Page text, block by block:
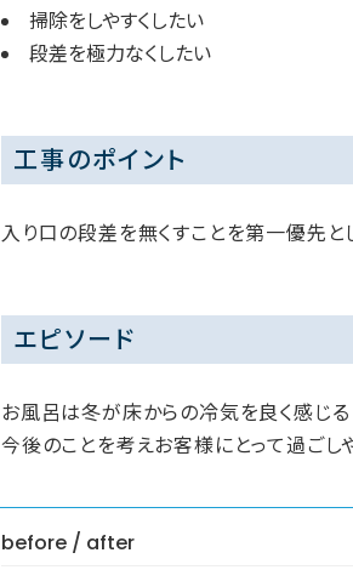
掃除をしやすくしたい
段差を極力なくしたい
工事のポイント
入り口の段差を無くすことを第一優先
エピソード
お風呂は冬が床からの冷気を良く感じ
今後のことを考えお客様にとって過ごし
before / after